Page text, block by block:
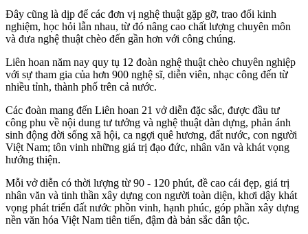
Đây cũng là dịp để các đơn vị nghệ thuật gặp gỡ, trao đổi kinh
nghiệm, học hỏi lẫn nhau, từ đó nâng cao chất lượng chuyên môn
và đưa nghệ thuật chèo đến gần hơn với công chúng.
Liên hoan năm nay quy tụ 12 đoàn nghệ thuật chèo chuyên nghiệp
với sự tham gia của hơn 900 nghệ sĩ, diễn viên, nhạc công đến từ
nhiều tỉnh, thành phố trên cả nước.
Các đoàn mang đến Liên hoan 21 vở diễn đặc sắc, được đầu tư
công phu về nội dung tư tưởng và nghệ thuật dàn dựng, phản ánh
sinh động đời sống xã hội, ca ngợi quê hương, đất nước, con người
Việt Nam; tôn vinh những giá trị đạo đức, nhân văn và khát vọng
hướng thiện.
Mỗi vở diễn có thời lượng từ 90 - 120 phút, đề cao cái đẹp, giá trị
nhân văn và tinh thần xây dựng con người toàn diện, khơi dậy khát
vọng phát triển đất nước phồn vinh, hạnh phúc, góp phần xây dựng
nền văn hóa Việt Nam tiên tiến, đậm đà bản sắc dân tộc.